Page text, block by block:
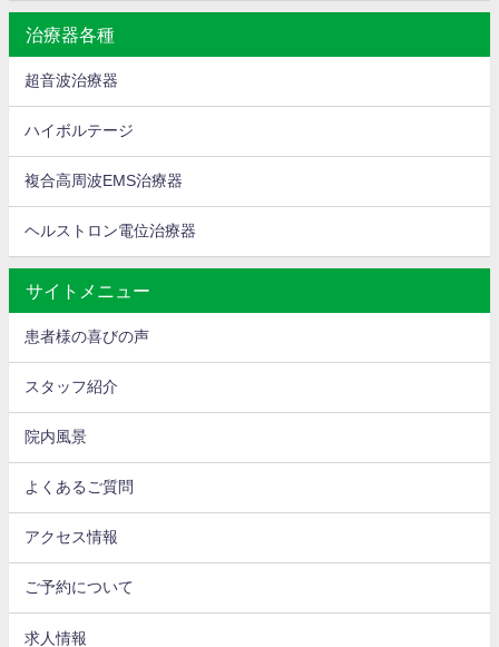
治療器各種
超音波治療器
ハイボルテージ
複合高周波EMS治療器
ヘルストロン電位治療器
サイトメニュー
患者様の喜びの声
スタッフ紹介
院内風景
よくあるご質問
アクセス情報
ご予約について
求人情報